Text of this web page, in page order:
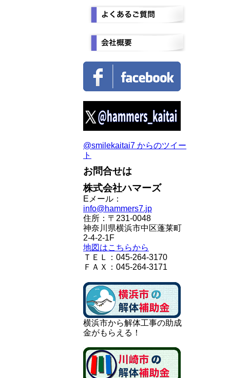
@smilekaitai7 からのツイー
ト
お問合せは
株式会社ハマーズ
Eメール：
info@hammers7.jp
住所：〒231-0048
神奈川県横浜市中区蓬莱町
2-4-2-1F
地図はこちらから
ＴＥＬ：045-264-3170
ＦＡＸ：045-264-3171
横浜市から解体工事の助成
金がもらえる！